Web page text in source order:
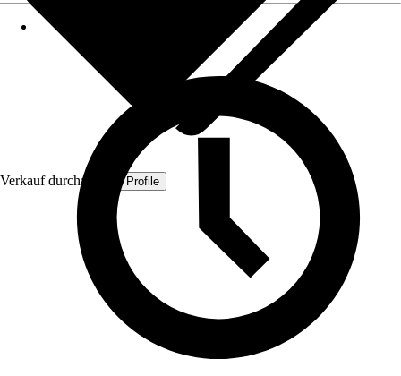
Verkauf durch: Quest Profile